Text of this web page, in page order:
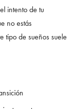
intento de tu
no estás
tipo de sueños suele